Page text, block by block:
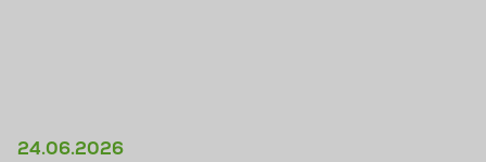
24.06.2026